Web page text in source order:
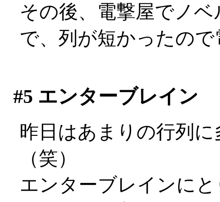
その後、電撃屋でノ
で、列が短かったの
#5 エンターブレイン
昨日はあまりの行列
（笑）
エンターブレインに